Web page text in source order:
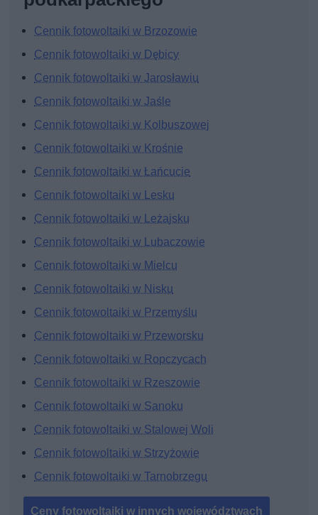
Cennik fotowoltaiki w Brzozowie
Cennik fotowoltaiki w Dębicy
Cennik fotowoltaiki w Jarosławiu
Cennik fotowoltaiki w Jaśle
Cennik fotowoltaiki w Kolbuszowej
Cennik fotowoltaiki w Krośnie
Cennik fotowoltaiki w Łańcucie
Cennik fotowoltaiki w Lesku
Cennik fotowoltaiki w Leżajsku
Cennik fotowoltaiki w Lubaczowie
Cennik fotowoltaiki w Mielcu
Cennik fotowoltaiki w Nisku
Cennik fotowoltaiki w Przemyślu
Cennik fotowoltaiki w Przeworsku
Cennik fotowoltaiki w Ropczycach
Cennik fotowoltaiki w Rzeszowie
Cennik fotowoltaiki w Sanoku
Cennik fotowoltaiki w Stalowej Woli
Cennik fotowoltaiki w Strzyżowie
Cennik fotowoltaiki w Tarnobrzegu
Ceny fotowoltaiki w innych województwach